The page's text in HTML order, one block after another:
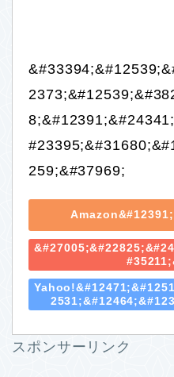
259;&#37969;
スポンサーリンク